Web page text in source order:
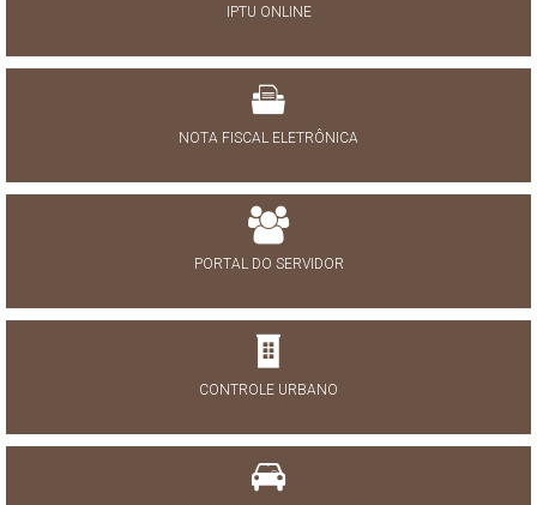
IPTU ONLINE
NOTA FISCAL ELETRÔNICA
PORTAL DO SERVIDOR
CONTROLE URBANO